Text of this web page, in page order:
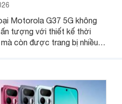
Motorola G37 5G không
tượng với thiết kế thời
còn được trang bị nhiều